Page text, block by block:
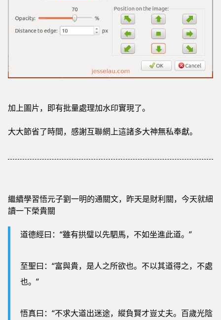
加上圖片，即有批量處理加水印實現了。
大大節省了時間，感謝互聯網上這諸多大神無私奉獻。
繼續學習悟元子劉一明的通關文，昨天是財利關，今天就細
讀一下榮貴關
道德經曰：“雖有拱璧以先駟馬，不如坐進此道。”
至聖曰：“富與貴，是人之所欲也。不以其道得之，不處
也。”
悟真曰：“不求大道出迷途，縱負賢才豈丈夫。百歲光陰